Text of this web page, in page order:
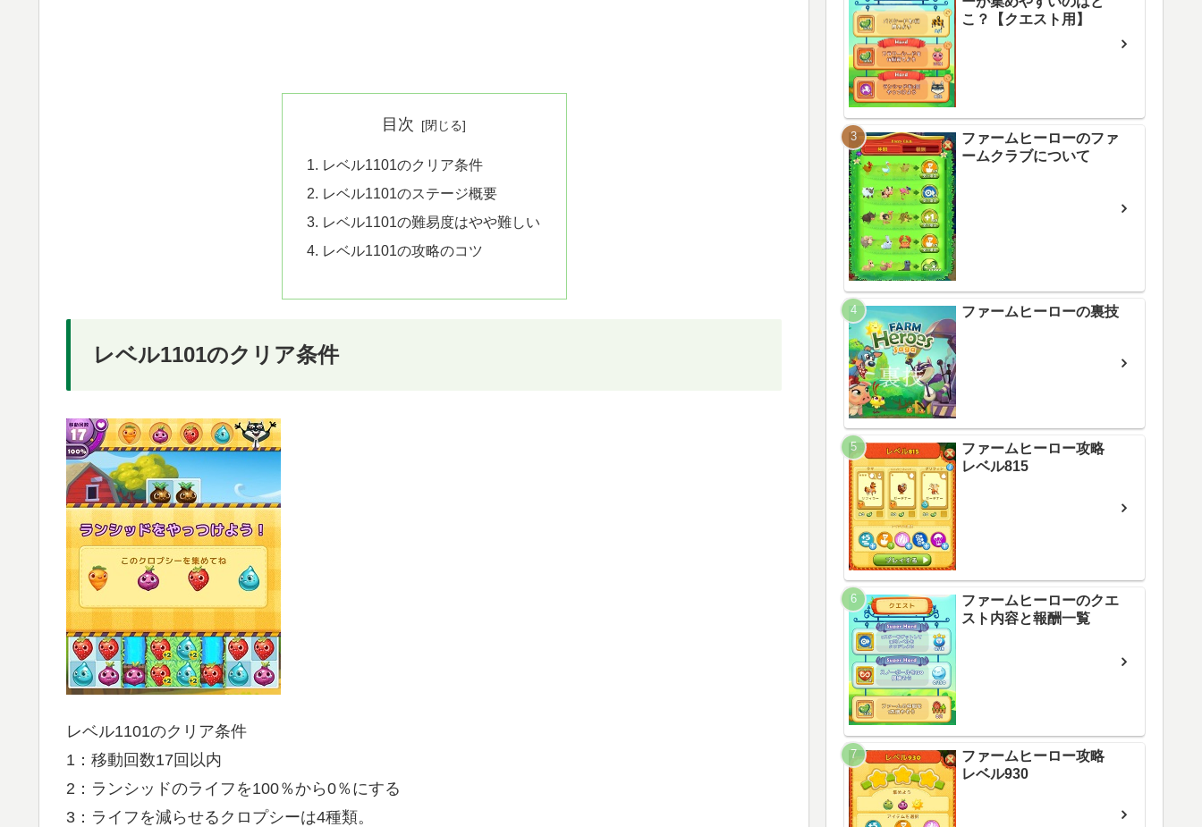
目次
レベル1101のクリア条件
レベル1101のステージ概要
レベル1101の難易度はやや難しい
レベル1101の攻略のコツ
レベル1101のクリア条件
レベル1101のクリア条件
1：移動回数17回以内
2：ランシッドのライフを100％から0％にする
3：ライフを減らせるクロプシーは4種類。
こ？【クエスト用】
ファームヒーローのファ
ームクラブについて
ファームヒーローの裏技
ファームヒーロー攻略
レベル815
ファームヒーローのクエ
スト内容と報酬一覧
ファームヒーロー攻略
レベル930